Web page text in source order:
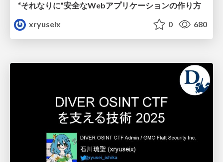
“それなりに”安全なWebアプリケーションの作り方
xryuseix
0 680